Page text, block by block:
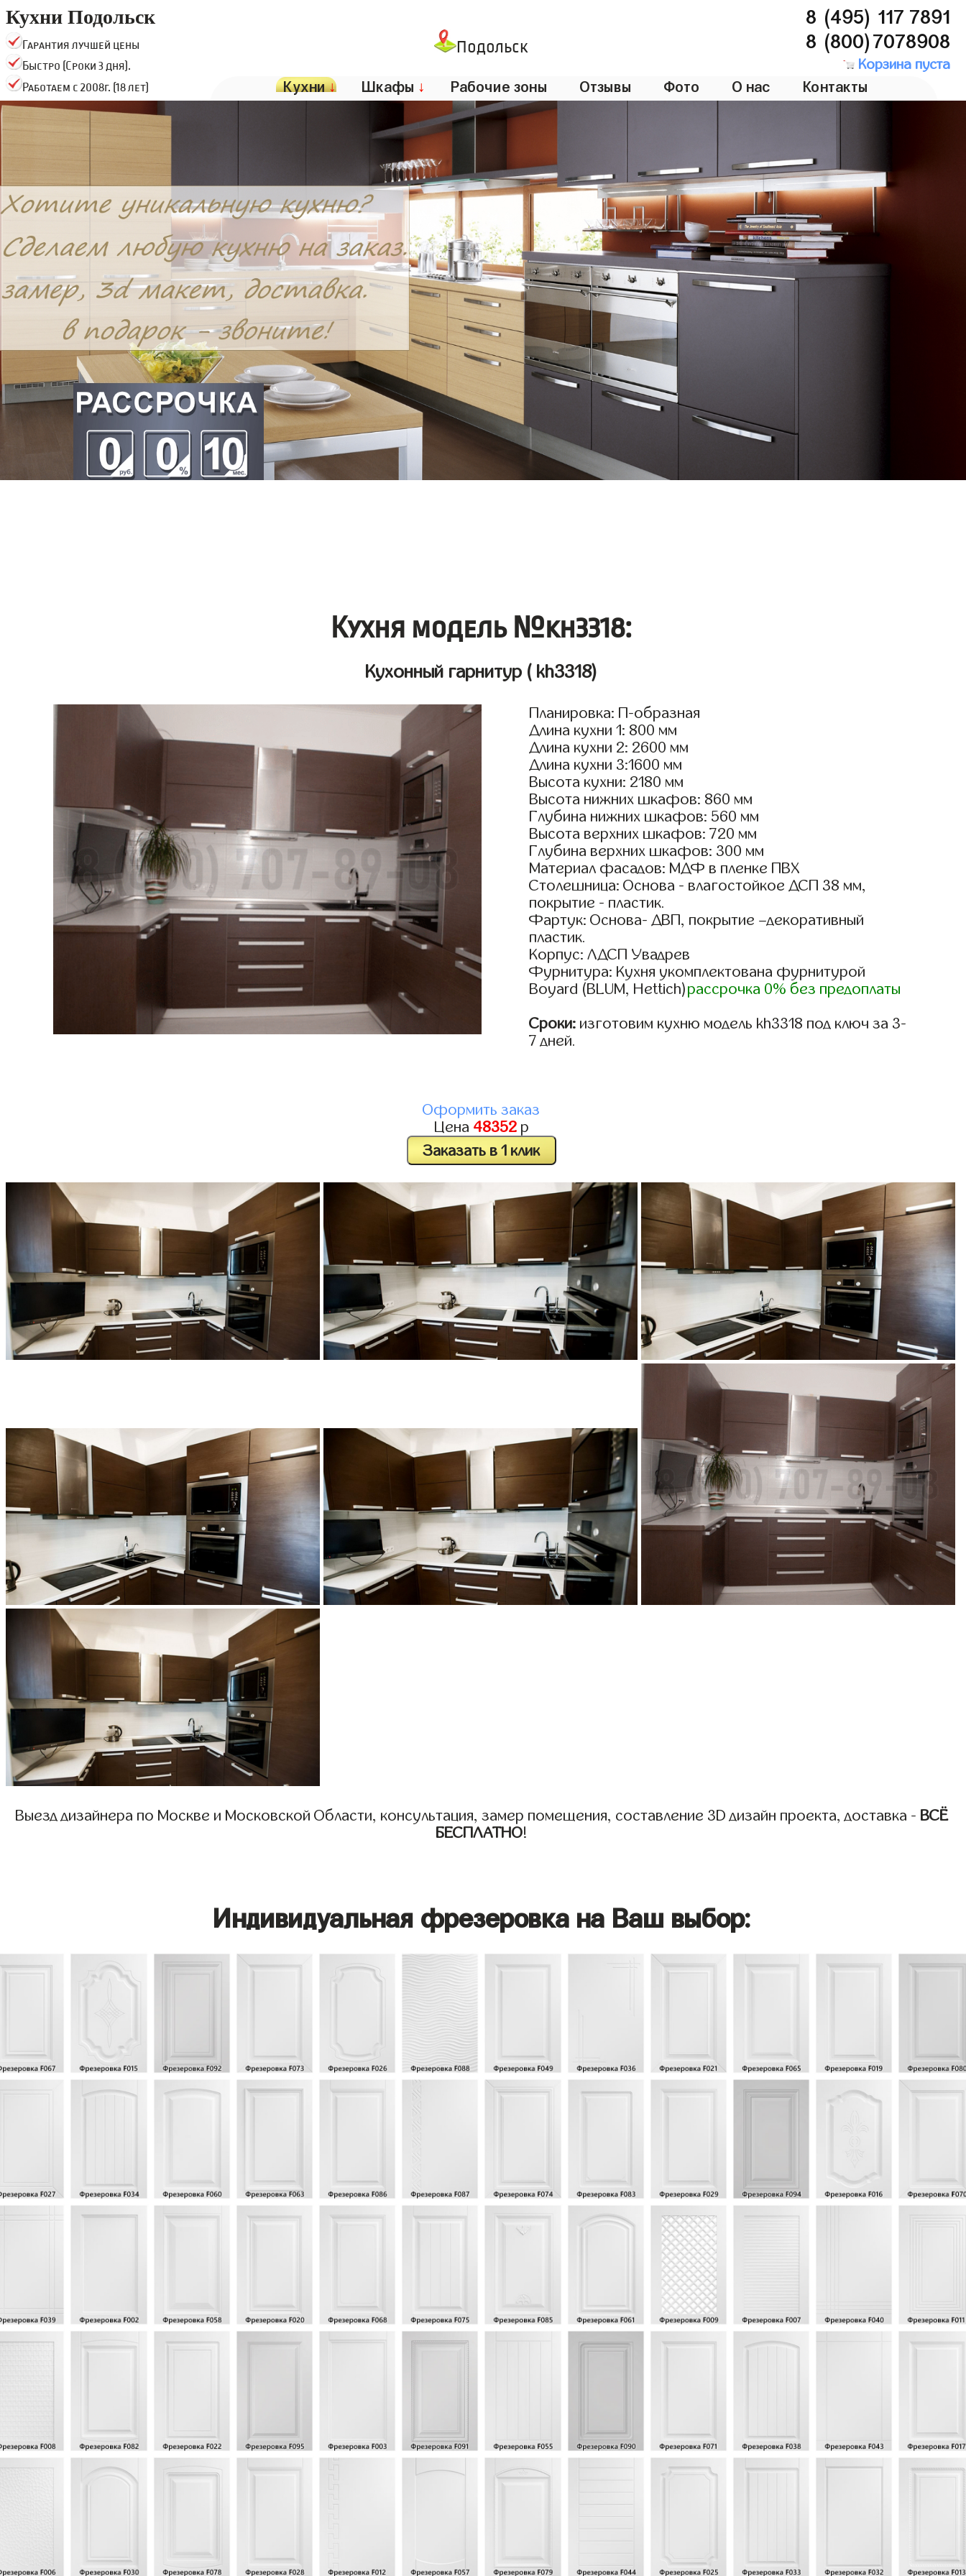
Кухни Подольск
Гарантия лучшей цены
Быстро (Сроки 3 дня).
Работаем с 2008г. (18 лет)
Подольск
8 (495) 117 7891
8 (800)7078908
Корзина пуста
Кухни↓ Шкафы ↓ Рабочие зоны Отзывы Фото О нас Контакты
Кухня модель №kh3318:
Кухонный гарнитур ( kh3318)
Планировка: П-образная
Длина кухни 1: 800 мм
Длина кухни 2: 2600 мм
Длина кухни 3:1600 мм
Высота кухни: 2180 мм
Высота нижних шкафов: 860 мм
Глубина нижних шкафов: 560 мм
Высота верхних шкафов: 720 мм
Глубина верхних шкафов: 300 мм
Материал фасадов: МДФ в пленке ПВХ
Столешница: Основа - влагостойкое ДСП 38 мм,
покрытие - пластик.
Фартук: Основа- ДВП, покрытие –декоративный
пластик.
Корпус: ЛДСП Увадрев
Фурнитура: Кухня укомплектована фурнитурой
Boyard (BLUM, Hettich)рассрочка 0% без предоплаты
Сроки: изготовим кухню модель kh3318 под ключ за 3-
7 дней.
Оформить заказ
Цена 48352р
Заказать в 1 клик
Выезд дизайнера по Москве и Московской Области, консультация, замер помещения, составление 3D дизайн проекта, доставка - ВСЁ
БЕСПЛАТНО!
Индивидуальная фрезеровка на Ваш выбор: